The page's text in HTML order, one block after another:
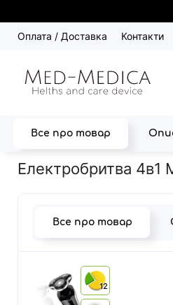
Оплата / Доставка Контакти
Все про товар
Головна Товари для чоловіків
Електробритва 4в1
Все про товар
12